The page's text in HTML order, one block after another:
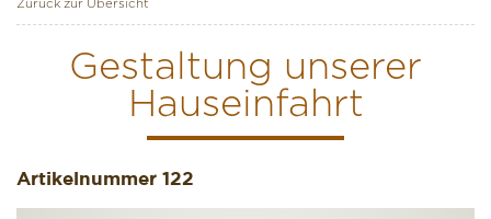
MEINE WERKE
AUSSTELLUNG & KURSE
ÜBER MICH
Zurück zur Übersicht
Gestaltung unserer
Hauseinfahrt
Artikelnummer 122